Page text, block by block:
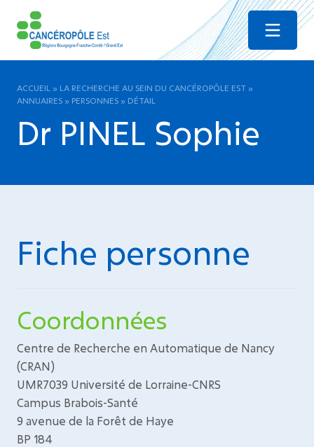
Menu
ACCUEIL » LA RECHERCHE AU SEIN DU CANCÉROPÔLE EST »
ANNUAIRES » PERSONNES » DÉTAIL
Dr PINEL Sophie
Fiche personne
Coordonnées
Centre de Recherche en Automatique de Nancy
(CRAN)
UMR7039 Université de Lorraine-CNRS
Campus Brabois-Santé
9 avenue de la Forêt de Haye
BP 184